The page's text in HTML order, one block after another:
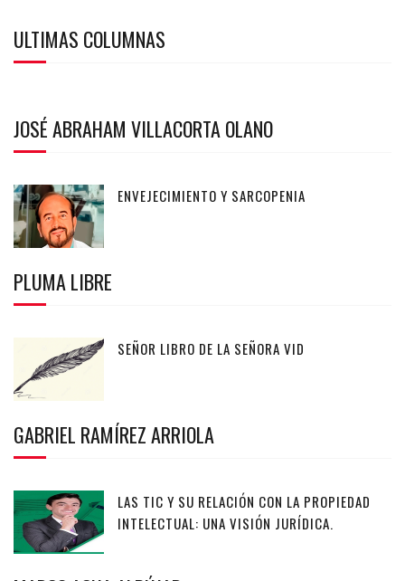
ULTIMAS COLUMNAS
JOSÉ ABRAHAM VILLACORTA OLANO
ENVEJECIMIENTO Y SARCOPENIA
PLUMA LIBRE
SEÑOR LIBRO DE LA SEÑORA VID
GABRIEL RAMÍREZ ARRIOLA
LAS TIC Y SU RELACIÓN CON LA PROPIEDAD
INTELECTUAL: UNA VISIÓN JURÍDICA.